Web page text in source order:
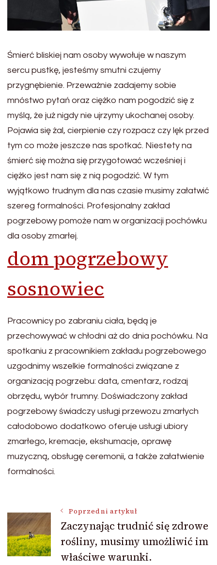
Śmierć bliskiej nam osoby wywołuje w naszym
sercu pustkę, jesteśmy smutni czujemy
przygnębienie. Przeważnie zadajemy sobie
mnóstwo pytań oraz ciężko nam pogodzić się z
myślą, że już nigdy nie ujrzymy ukochanej osoby.
Pojawia się żal, cierpienie czy rozpacz czy lęk przed
tym co może jeszcze nas spotkać. Niestety na
śmierć się można się przygotować wcześniej i
ciężko jest nam się z nią pogodzić. W tym
wyjątkowo trudnym dla nas czasie musimy załatwić
szereg formalności. Profesjonalny zakład
pogrzebowy pomoże nam w organizacji pochówku
dla osoby zmarłej.
dom pogrzebowy
sosnowiec
Pracownicy po zabraniu ciała, będą je
przechowywać w chłodni aż do dnia pochówku. Na
spotkaniu z pracownikiem zakładu pogrzebowego
uzgodnimy wszelkie formalności związane z
organizacją pogrzebu: data, cmentarz, rodzaj
obrzędu, wybór trumny. Doświadczony zakład
pogrzebowy świadczy usługi przewozu zmarłych
całodobowo dodatkowo oferuje usługi ubiory
zmarłego, kremacje, ekshumacje, oprawę
muzyczną, obsługę ceremonii, a także załatwienie
formalności.
Nawigacja
wpisu
Poprzedni artykuł
Zaczynając trudnić się zdrowe
rośliny, musimy umożliwić im
właściwe warunki.